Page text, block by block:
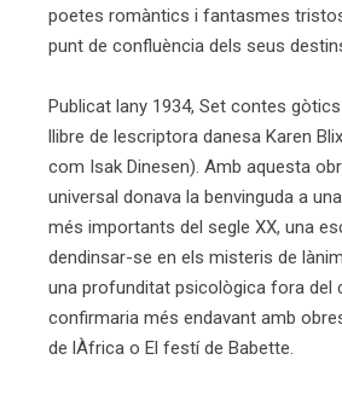
poetes romàntics i fantasmes
punt de confluència dels seus
Publicat lany 1934, Set contes
llibre de lescriptora danesa Karen
com Isak Dinesen). Amb aquesta
universal donava la benvinguda a
més importants del segle XX, una
dendinsar-se en els misteris de
una profunditat psicològica fora del
confirmaria més endavant amb
de lÀfrica o El festí de Babette.